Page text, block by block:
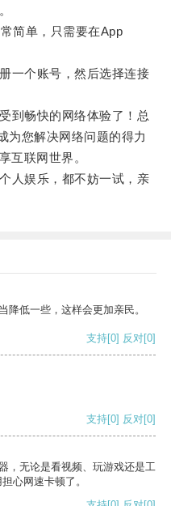
简单，只需要在App
个账号，然后选择连接
畅快的网络体验了！总
为您解决网络问题的得力
互联网世界。
娱乐，都不妨一试，亲
降低一些，这样会更加亲民。
支持[0] 反对[0]
支持[0] 反对[0]
，无论是看视频、玩游戏还是工
心网速卡顿了。